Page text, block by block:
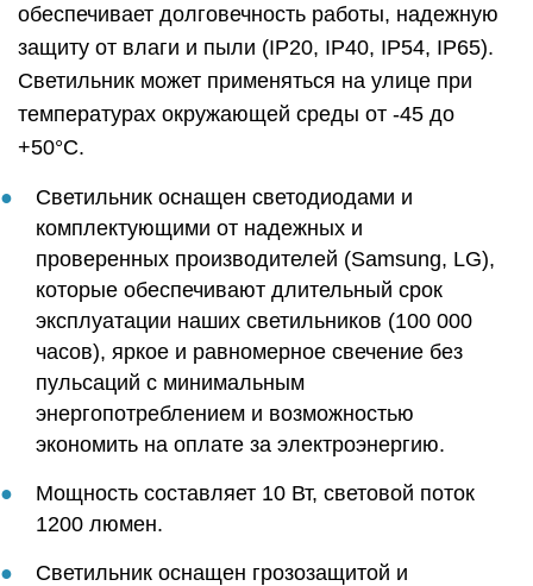
обеспечивает долговечность работы, надежную
защиту от влаги и пыли (IP20, IP40, IP54, IP65).
Светильник может применяться на улице при
температурах окружающей среды от -45 до
+50°C.
Светильник оснащен светодиодами и
комплектующими от надежных и
проверенных производителей (Samsung, LG),
которые обеспечивают длительный срок
эксплуатации наших светильников (100 000
часов), яркое и равномерное свечение без
пульсаций с минимальным
энергопотреблением и возможностью
экономить на оплате за электроэнергию.
Мощность составляет 10 Вт, световой поток
1200 люмен.
Светильник оснащен грозозащитой и